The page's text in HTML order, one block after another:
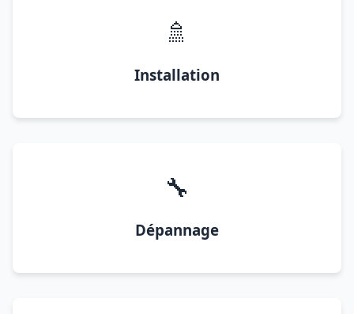
🚿
Installation
🔧
Dépannage